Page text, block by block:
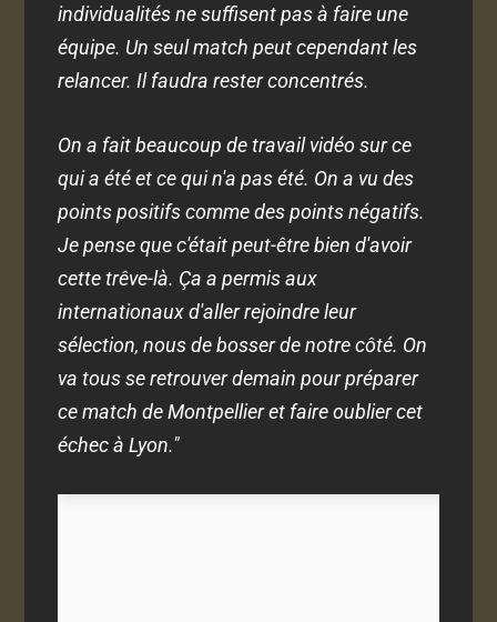
individualités ne suffisent pas à faire une
équipe. Un seul match peut cependant les
relancer. Il faudra rester concentrés.
On a fait beaucoup de travail vidéo sur ce
qui a été et ce qui n'a pas été. On a vu des
points positifs comme des points négatifs.
Je pense que c'était peut-être bien d'avoir
cette trêve-là. Ça a permis aux
internationaux d'aller rejoindre leur
sélection, nous de bosser de notre côté. On
va tous se retrouver demain pour préparer
ce match de Montpellier et faire oublier cet
échec à Lyon."